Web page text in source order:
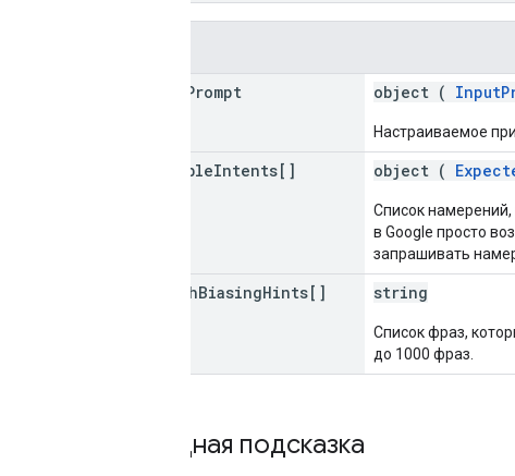
Prompt object (
Настраиваемое
possibleIntents[] object (
Список
в Google просто
запрашивать
speechBiasingHints[] string
Список фраз,
до 1000 фраз.
Входная подсказка